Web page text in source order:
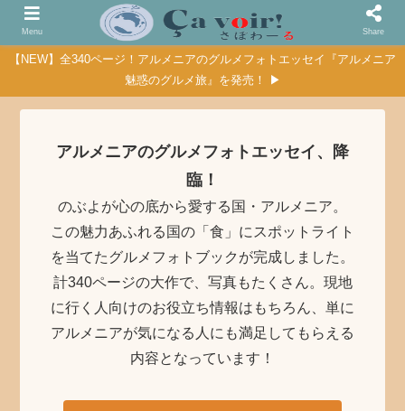
【NEW】全340ページ！アルメニアのグルメフォトエッセイ『アルメニア
魅惑のグルメ旅』を発売！ ▶
アルメニアのグルメフォトエッセイ、降
臨！
のぶよが心の底から愛する国・アルメニア。
この魅力あふれる国の「食」にスポットライト
を当てたグルメフォトブックが完成しました。
計340ページの大作で、写真もたくさん。現地
に行く人向けのお役立ち情報はもちろん、単に
アルメニアが気になる人にも満足してもらえる
内容となっています！
Menu Share